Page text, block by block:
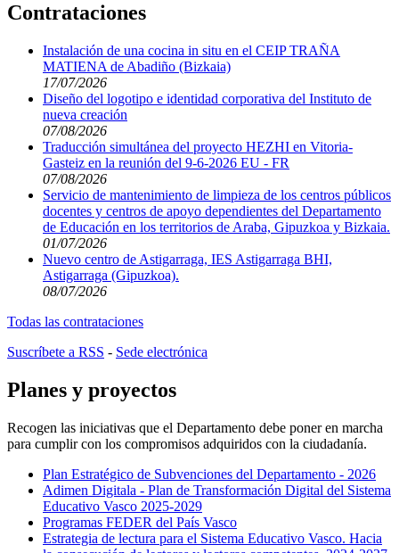
Contrataciones
Instalación de una cocina in situ en el CEIP TRAÑA
MATIENA de Abadiño (Bizkaia)
17/07/2026
Diseño del logotipo e identidad corporativa del Instituto de
nueva creación
07/08/2026
Traducción simultánea del proyecto HEZHI en Vitoria-
Gasteiz en la reunión del 9-6-2026 EU - FR
07/08/2026
Servicio de mantenimiento de limpieza de los centros públicos
docentes y centros de apoyo dependientes del Departamento
de Educación en los territorios de Araba, Gipuzkoa y Bizkaia.
01/07/2026
Nuevo centro de Astigarraga, IES Astigarraga BHI,
Astigarraga (Gipuzkoa).
08/07/2026
Todas las contrataciones
Suscríbete a RSS - Sede electrónica
Planes y proyectos
Recogen las iniciativas que el Departamento debe poner en marcha
para cumplir con los compromisos adquiridos con la ciudadanía.
Plan Estratégico de Subvenciones del Departamento - 2026
Adimen Digitala - Plan de Transformación Digital del Sistema
Educativo Vasco 2025-2029
Programas FEDER del País Vasco
Estrategia de lectura para el Sistema Educativo Vasco. Hacia